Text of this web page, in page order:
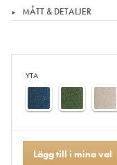
MÅTT & DETALJER
YTA
Lägg till i mina val